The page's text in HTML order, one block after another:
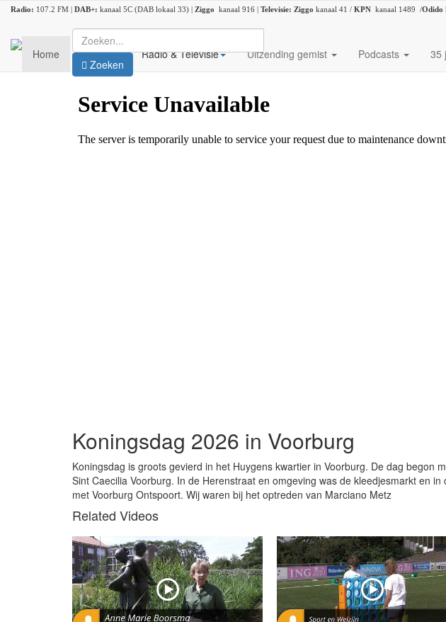
Radio: 107.2 FM | DAB+: kanaal 5C (DAB lokaal 33) | Ziggo kanaal 916 | Televisie: Ziggo kanaal 41 / KPN kanaal 1489 /Odido
Home Nieuws Radio & Televisie Uitzending gemist Podcasts 35
Zoeken
Koningsdag 2026 in Voorburg
Koningsdag is groots gevierd in het Huygens kwartier in Voorburg. De dag begon
Sint Caecilia Voorburg. In de Herenstraat en omgeving was de kleedjesmarkt en
met Voorburg Ontspoort. Wij waren bij het optreden van Marciano Metz
Related Videos